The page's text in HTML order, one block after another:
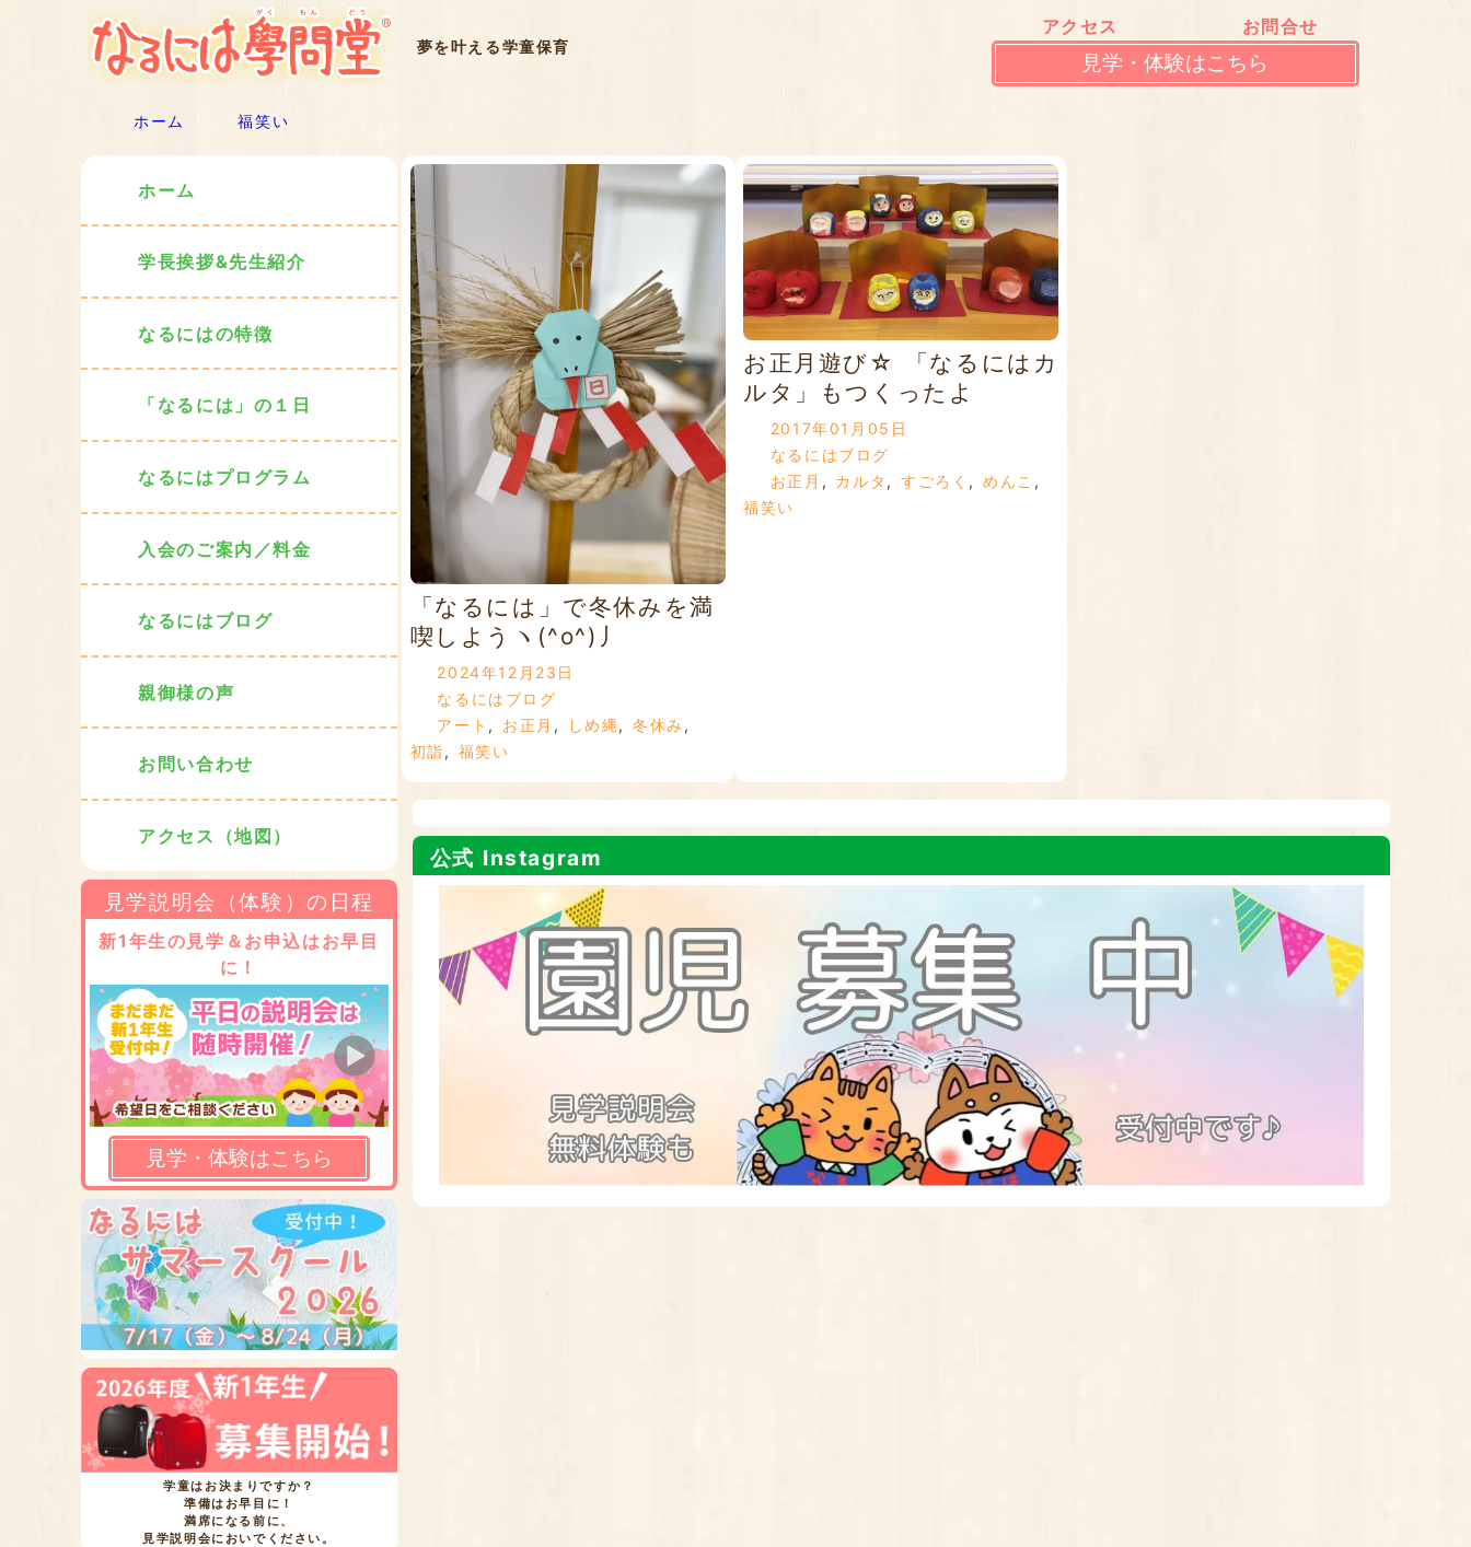
夢を叶える学童保育
アクセス お問合せ
見学・体験はこちら
ホーム 福笑い
「なるには」で冬休みを満
喫しようヽ(^o^)丿
2024年12月23日
なるにはブログ
アート , お正月 , しめ縄,冬休み ,
初詣, 福笑い
お正月遊び☆ 「なるにはカ
ルタ」もつくったよ
2017年01月05日
なるにはブログ
お正月 , カルタ , すごろく ,めんこ ,
福笑い
公式 Instagram
ホーム
学長挨拶&先生紹介
なるにはの特徴
「なるには」の１日
なるにはプログラム
入会のご案内／料金
なるにはブログ
親御様の声
お問い合わせ
アクセス（地図）
見学説明会（体験）の日程
新1年生の見学＆お申込はお早目
に！
見学・体験はこちら
学童はお決まりですか？
準備はお早目に！
満席になる前に、
見学説明会においでください。